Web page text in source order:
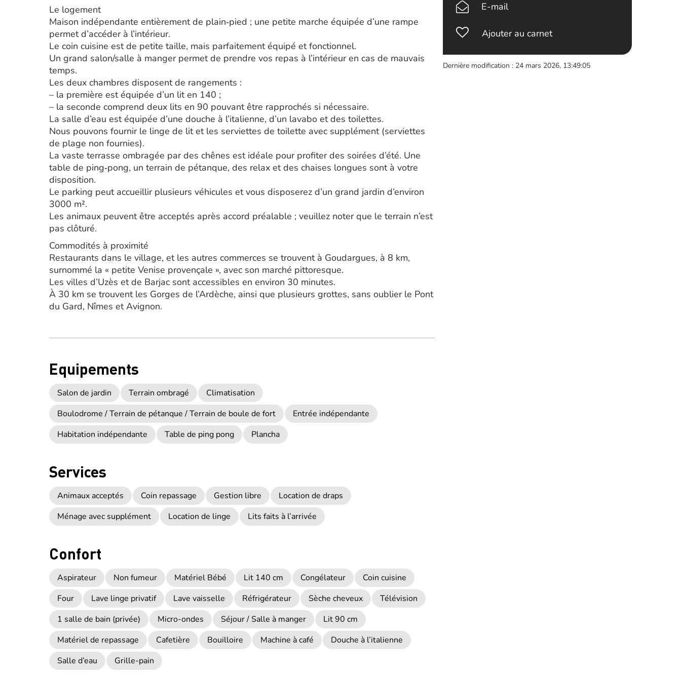
Le logement
Maison indépendante entièrement de plain‑pied ; une petite marche équipée d’une rampe
permet d’accéder à l’intérieur.
Le coin cuisine est de petite taille, mais parfaitement équipé et fonctionnel.
Un grand salon/salle à manger permet de prendre vos repas à l’intérieur en cas de mauvais
temps.
Les deux chambres disposent de rangements :
– la première est équipée d’un lit en 140 ;
– la seconde comprend deux lits en 90 pouvant être rapprochés si nécessaire.
La salle d’eau est équipée d’une douche à l’italienne, d’un lavabo et des toilettes.
Nous pouvons fournir le linge de lit et les serviettes de toilette avec supplément (serviettes
de plage non fournies).
La vaste terrasse ombragée par des chênes est idéale pour profiter des soirées d’été. Une
table de ping‑pong, un terrain de pétanque, des relax et des chaises longues sont à votre
disposition.
Le parking peut accueillir plusieurs véhicules et vous disposerez d’un grand jardin d’environ
3000 m².
Les animaux peuvent être acceptés après accord préalable ; veuillez noter que le terrain n’est
pas clôturé.
Commodités à proximité
Restaurants dans le village, et les autres commerces se trouvent à Goudargues, à 8 km,
surnommé la « petite Venise provençale », avec son marché pittoresque.
Les villes d’Uzès et de Barjac sont accessibles en environ 30 minutes.
À 30 km se trouvent les Gorges de l’Ardèche, ainsi que plusieurs grottes, sans oublier le Pont
du Gard, Nîmes et Avignon.
Equipements
Salon de jardin Terrain ombragé
Climatisation
Boulodrome / Terrain de pétanque / Terrain de boule de fort
Entrée indépendante
Habitation indépendante
Table de ping pong Plancha
Services
Animaux acceptés Coin repassage Gestion libre
Location de draps
Ménage avec supplément
Location de linge Lits faits à l’arrivée
Confort
Aspirateur Non fumeur Matériel Bébé Lit 140 cm Congélateur
Coin cuisine
Four
Lave linge privatif Lave vaisselle Réfrigérateur Sèche cheveux
Télévision
1 salle de bain (privée)
Micro-ondes Séjour / Salle à manger
Lit 90 cm
Matériel de repassage
Cafetière Bouilloire Machine à café
Douche à l’italienne
Salle d’eau
Grille-pain
E-mail
Ajouter au carnet
Dernière modification : 24 mars 2026, 13:49:05